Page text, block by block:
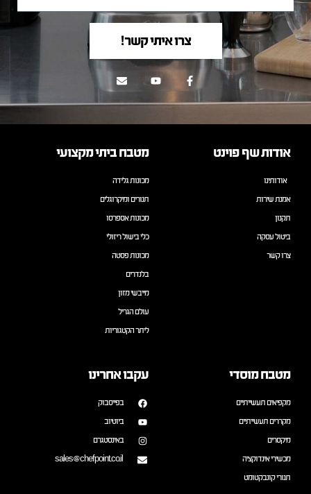
צרו איתי קשר!
אודות שף פוינט
אודותינו
אמנת שירות
תקנון
ביטול עסקה
צרו קשר
מטבח ביתי מקצועי
מכונות גלידה
תנורים ומיקרוגלים
מכונות אספרסו
כלי בישול ריזולי
מכונות פסטה
בלנדרים
מייבשי מזון
עולם הגריל
ליתר הקטגוריות
מטבח מוסדי
מקפיאים תעשייתיים
מקררים תעשייתיים
מיקסרים
מכשירי אינדוקציה
תנורי קונבקטומט
עקבו אחרינו
בפייסבוק
ביוטיוב
באינסטגרם
sales@chefpoint.co.il